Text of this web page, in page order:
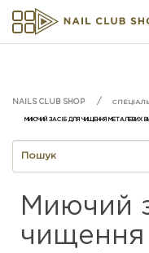
МИЮЧИЙ ЗАСІБ ДЛЯ ЧИЩЕННЯ МЕТАЛЕВИХ
Миючий
чищення